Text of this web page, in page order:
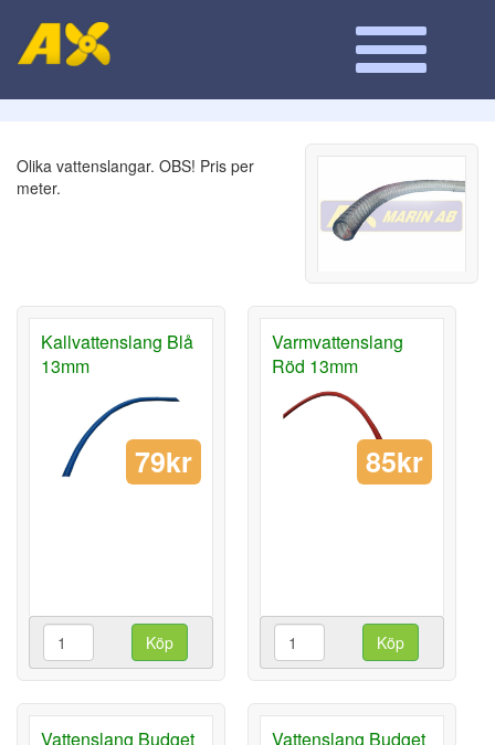
Olika vattenslangar. OBS! Pris per
meter.
Kallvattenslang Blå
13mm
79kr
Köp
Varmvattenslang
Röd 13mm
85kr
Köp
Vattenslang Budget
Vattenslang Budget